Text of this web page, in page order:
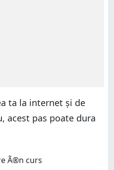
ta la internet și de
acest pas poate dura